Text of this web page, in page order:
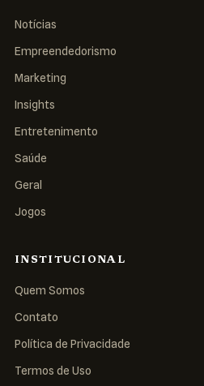
Notícias
Empreendedorismo
Marketing
Insights
Entretenimento
Saúde
Geral
Jogos
INSTITUCIONAL
Quem Somos
Contato
Política de Privacidade
Termos de Uso